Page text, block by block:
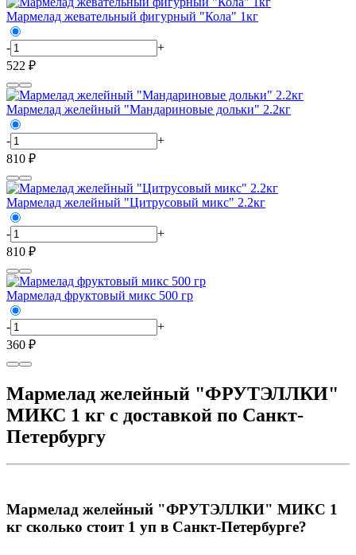
Мармелад жевательный фигурный "Кола" 1кг
-
+
522 ₽
Мармелад желейный "Мандариновые дольки" 2.2кг
-
+
810 ₽
Мармелад желейный "Цитрусовый микс" 2.2кг
-
+
810 ₽
Мармелад фруктовый микс 500 гр
-
+
360 ₽
Мармелад желейный "ФРУТЭЛЛКИ"
МИКС 1 кг с доставкой по Санкт-
Петербургу
Мармелад желейный "ФРУТЭЛЛКИ" МИКС 1
кг сколько стоит 1 уп в Санкт-Петербурге?